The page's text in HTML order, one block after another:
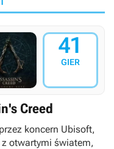
41
GIER
Creed
koncern Ubisoft,
otwartymi światem,